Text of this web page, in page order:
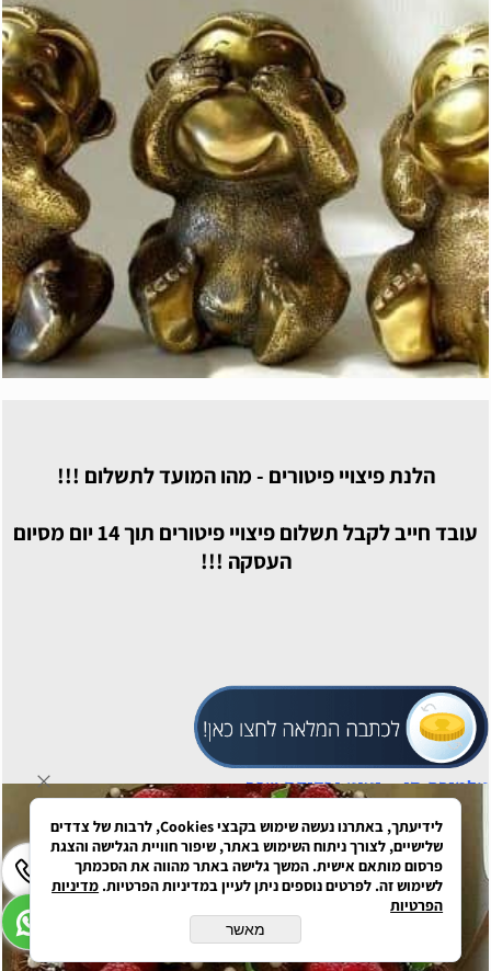
הלנת פיצויי פיטורים - מהו המועד לתשלום !!!
עובד חייב לקבל תשלום פיצויי פיטורים תוך 14 יום מסיום
העסקה !!!
אלמירה חן - יעוץ ובדיקת שכר
לידיעתך, באתרנו נעשה שימוש בקבצי Cookies, לרבות של צדדים
שלישיים, לצורך ניתוח השימוש באתר, שיפור חוויית הגלישה והצגת
פרסום מותאם אישית. המשך גלישה באתר מהווה את הסכמתך
לשימוש זה. לפרטים נוספים ניתן לעיין במדיניות הפרטיות. מדיניות
הפרטיות
מאשר